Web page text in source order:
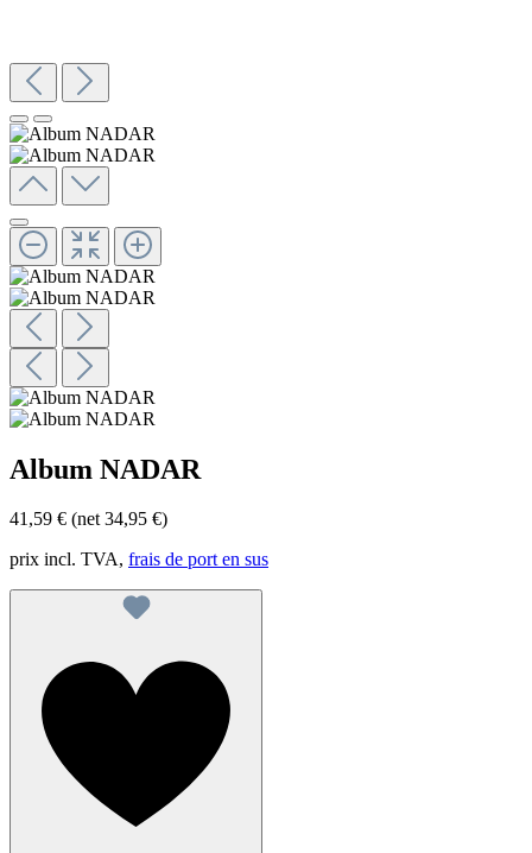
Album NADAR
41,59 € (net 34,95 €)
prix incl. TVA, frais de port en sus